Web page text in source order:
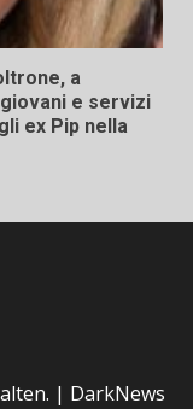
a
e servizi
ex Pip nella
| DarkNews